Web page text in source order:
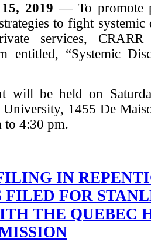
2019— To promote
to fight
services,
entitled, “Systemic
will be held on
1455 De
to 4:30 pm.
IN
FILED FOR
THE QUEBEC